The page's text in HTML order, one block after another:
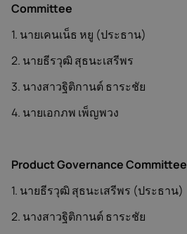
Committee
1. นายเคนเน็ธ หยู (ประธาน)
2. นายธีรวุฒิ สุธนะเสรีพร
3. นางสาวฐิติกานต์ ธาระชัย
4. นายเอกภพ เพ็ญพวง
Product Governance Committee
1. นายธีรวุฒิ สุธนะเสรีพร (ประธาน)
2. นางสาวฐิติกานต์ ธาระชัย